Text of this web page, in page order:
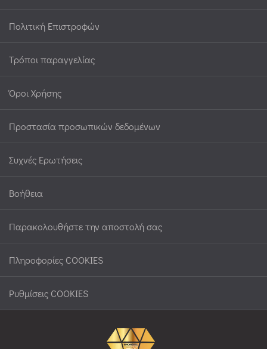
Πολιτική Επιστροφών
Τρόποι παραγγελίας
Όροι Χρήσης
Προστασία προσωπικών δεδομένων
Συχνές Ερωτήσεις
Βοήθεια
Παρακολουθήστε την αποστολή σας
Πληροφορίες COOKIES
Ρυθμίσεις COOKIES